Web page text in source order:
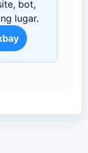
bot,
lugar.